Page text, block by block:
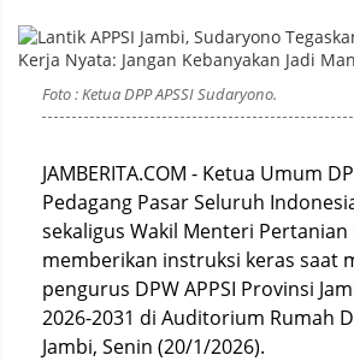
Foto : Ketua DPP APSSI Sudaryono.
JAMBERITA.COM - Ketua Umum
Pedagang Pasar Seluruh
sekaligus Wakil Menteri Pertanian
memberikan instruksi keras saat
pengurus DPW APPSI Provinsi
2026-2031 di Auditorium Rumah
Jambi, Senin (20/1/2026).